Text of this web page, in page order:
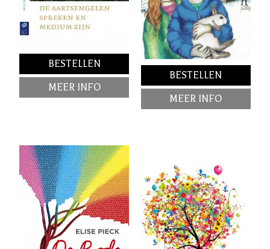
BESTELLEN
MEER INFO
BESTELLEN
MEER INFO